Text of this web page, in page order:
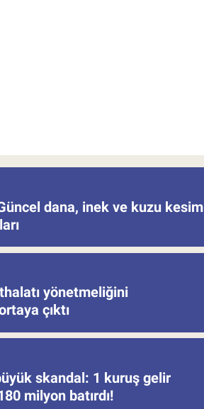
dana, inek ve kuzu kesim
yönetmeliğini
çıktı
skandal: 1 kuruş gelir
milyon batırdı!